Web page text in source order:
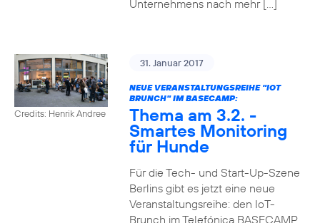
Unternehmens nach mehr […]
Credits: Henrik Andree
31. Januar 2017
NEUE VERANSTALTUNGSREIHE "IOT
BRUNCH" IM BASECAMP:
Thema am 3.2. -
Smartes Monitoring
für Hunde
Für die Tech- und Start-Up-Szene
Berlins gibt es jetzt eine neue
Veranstaltungsreihe: den IoT-
Brunch im Telefónica BASECAMP